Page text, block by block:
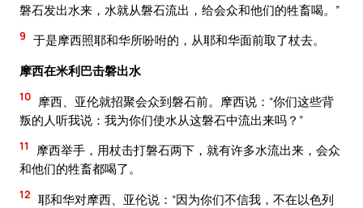
磐石发出水来，水就从磐石流出，给会众和他们的牲畜喝。”
9 于是摩西照耶和华所吩咐的，从耶和华面前取了杖去。
摩西在米利巴击磐出水
10 摩西、亚伦就招聚会众到磐石前。摩西说：“你们这些背
叛的人听我说：我为你们使水从这磐石中流出来吗？”
11
摩西举手，用杖击打磐石两下，就有许多水流出来，会众
和他们的牲畜都喝了。
12 耶和华对摩西、亚伦说：“因为你们不信我，不在以色列